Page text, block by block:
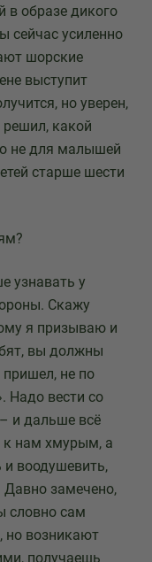
в образе дикого
сейчас усиленно
шорские
выступит
но уверен,
какой
не для малышей
старше шести
узнавать у
Скажу
я призываю и
вы должны
пришел, не по
Надо вести со
и дальше всё
к нам хмурым, а
воодушевить,
замечено,
словно сам
но возникают
получаешь